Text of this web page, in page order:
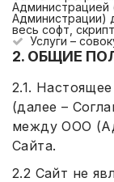
Администрацией
Администрации)
весь софт,
Услуги –
2. ОБЩИЕ
2.1.
(далее –
между ООО
Сайта.
2.2 Сайт не